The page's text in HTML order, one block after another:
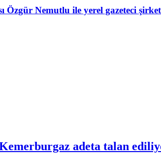
Özgür Nemutlu ile yerel gazeteci
adeta talan